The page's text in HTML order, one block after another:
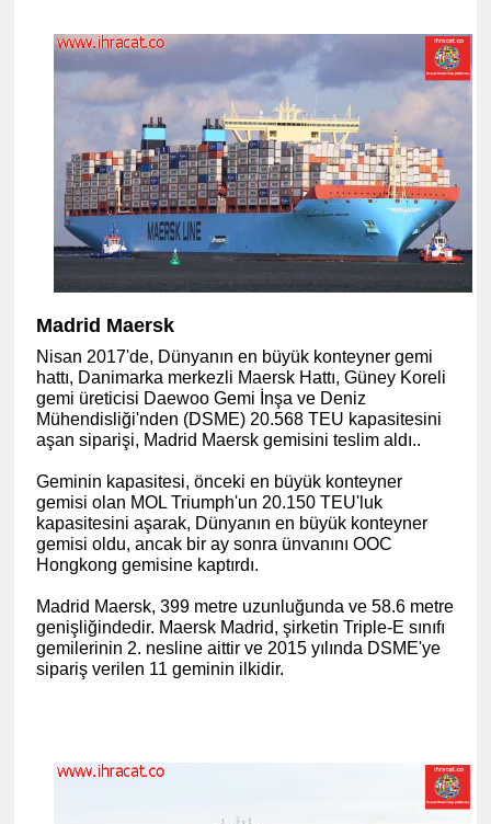
Madrid Maersk
Nisan 2017'de, Dünyanın en büyük konteyner gemi
hattı, Danimarka merkezli Maersk Hattı, Güney Koreli
gemi üreticisi Daewoo Gemi İnşa ve Deniz
Mühendisliği'nden (DSME) 20.568 TEU kapasitesini
aşan siparişi, Madrid Maersk gemisini teslim aldı..
Geminin kapasitesi, önceki en büyük konteyner
gemisi olan MOL Triumph'un 20.150 TEU'luk
kapasitesini aşarak, Dünyanın en büyük konteyner
gemisi oldu, ancak bir ay sonra ünvanını OOC
Hongkong gemisine kaptırdı.
Madrid Maersk, 399 metre uzunluğunda ve 58.6 metre
genişliğindedir. Maersk Madrid, şirketin Triple-E sınıfı
gemilerinin 2. nesline aittir ve 2015 yılında DSME'ye
sipariş verilen 11 geminin ilkidir.